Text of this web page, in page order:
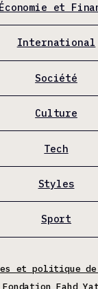
Économie et
International
Société
Culture
Tech
Styles
Sport
et politique
Fondation Fahd